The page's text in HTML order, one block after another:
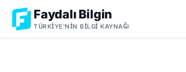
Faydalı Bilgin
TÜRKIYE'NIN BILGI KAYNAĞI